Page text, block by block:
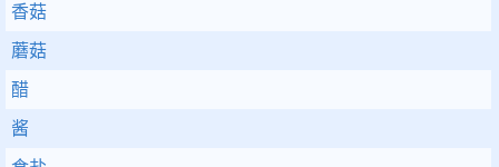
香菇
蘑菇
醋
酱